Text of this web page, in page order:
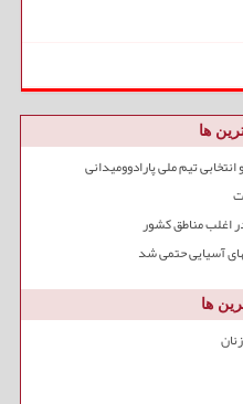
ها
تیم ملی پارادوومیدانی
اغلب مناطق کشور
آسیایی حتمی شد
ها